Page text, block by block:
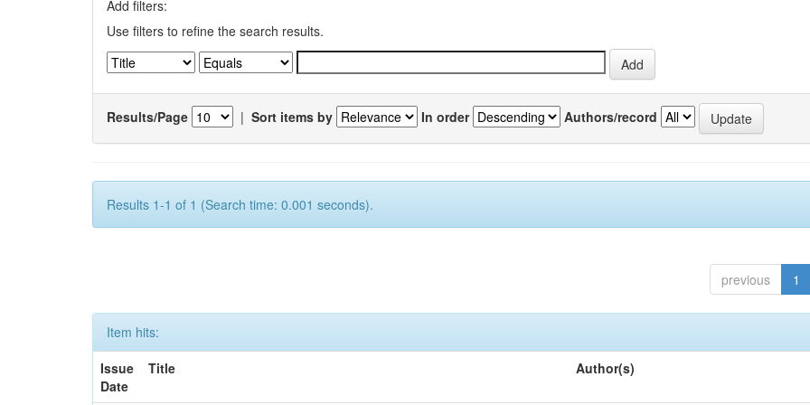
Add filters:
Use filters to refine the search results.
Results/Page | Sort items by In order Authors/record
Results 1-1 of 1 (Search time: 0.001 seconds).
previous 1
Item hits:
Issue
Date
Title Author(s)